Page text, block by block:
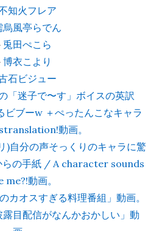
知火フレア
烏風亭らでん
兎田ぺこら
博衣こより
石ビジュー
「迷子で〜す」ボイスの英訳
ブーw ＋ぺったんこなキャラ
動画。
)自分の声そっくりのキャラに驚
らの手紙 / A character sounds
me?!動画。
カオスすぎる料理番組」動画。
露目配信がなんかおかしい」動